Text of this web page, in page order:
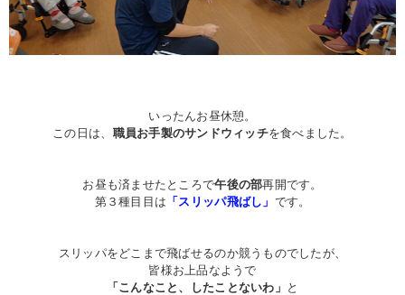
いったんお昼休憩。
この日は、 職員お手製のサンドウィッチを食べました。
お昼も済ませたところで午後の部再開です。
第３種目目は 「スリッパ飛ばし」 です。
スリッパをどこまで飛ばせるのか競うものでしたが、
皆様お上品なようで
「こんなこと、したことないわ」 と